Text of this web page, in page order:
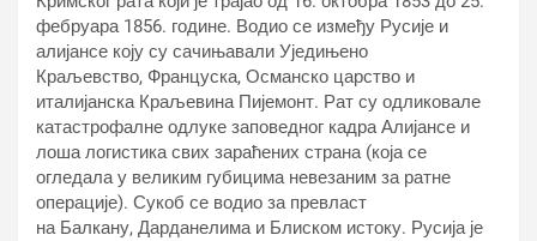
фебруара 1856. године. Водио се између Русије и
алијансе коју су сачињавали Уједињено
Краљевство, Француска, Османско царство и
италијанска Краљевина Пијемонт. Рат су одликовале
катастрофалне одлуке заповедног кадра Алијансе и
лоша логистика свих зараћених страна (која се
огледала у великим губицима невезаним за ратне
операције). Сукоб се водио за превласт
на Балкану, Дарданелима и Блиском истоку. Русија је